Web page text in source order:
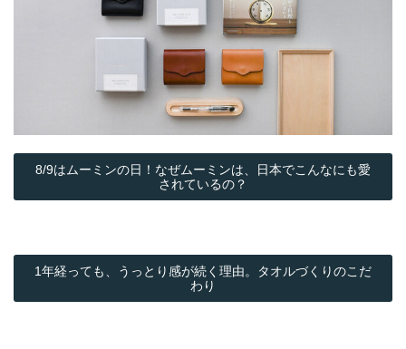
8/9はムーミンの日！なぜムーミンは、日本でこんなにも愛
されているの？
1年経っても、うっとり感が続く理由。タオルづくりのこだ
わり